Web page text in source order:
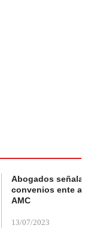
Abogados
convenios ente
AMC
13/07/2023